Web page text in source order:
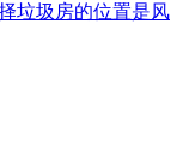
垃圾房的位置是风